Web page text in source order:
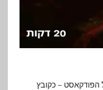
הפודקאסט – כקובץ